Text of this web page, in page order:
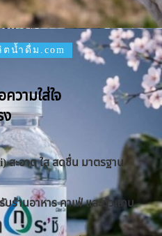
ตน้ำดื่ม.com
วามใส่ใจ
ง
สะอาด ใส สดชื่น มาตรฐาน
บร้านอาหาร คาเฟ่ และตัวแทน